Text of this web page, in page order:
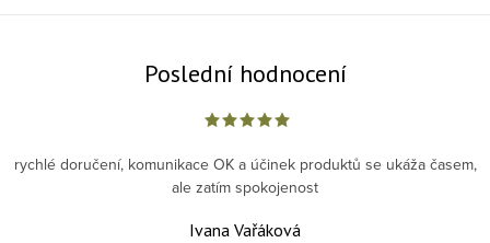
Poslední hodnocení
rychlé doručení, komunikace OK a účinek produktů se ukáža časem,
ale zatím spokojenost
Ivana Vařáková